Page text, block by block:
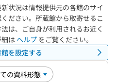
状況は情報提供元の各館のサイ
ださい。所蔵館から取寄せるこ
は、ご自身が利用されるお近く
は ヘルプ をご覧ください。
を設定する